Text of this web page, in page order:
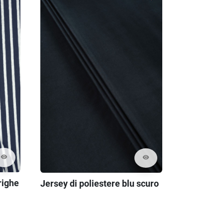
visibility visibility
Jersey di poliestere blu scuro